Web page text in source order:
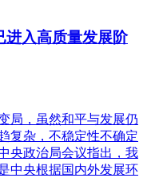
进入高质量发展阶
局，虽然和平与发展仍
复杂，不稳定性不确定
央政治局会议指出，我
中央根据国内外发展环